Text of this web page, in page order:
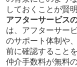
しておくことが賢明
アフターサービス
は、アフターサー
のサポート体制や
前に確認すること
仲介手数料が無料